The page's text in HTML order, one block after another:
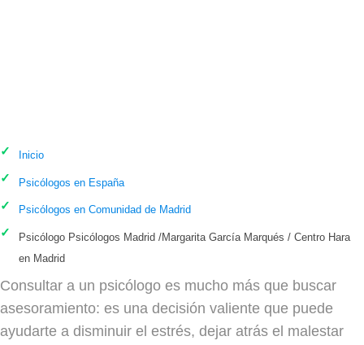
Inicio
Psicólogos en España
Psicólogos en Comunidad de Madrid
Psicólogo Psicólogos Madrid /Margarita García Marqués / Centro Hara
en Madrid
Consultar a un psicólogo es mucho más que buscar
asesoramiento: es una decisión valiente que puede
ayudarte a disminuir el estrés, dejar atrás el malestar